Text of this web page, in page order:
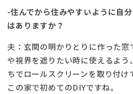
-住んでから住みやすいように自
はありますか？
夫：玄関の明かりとりに作った
や視界を遮りたい時に使えるよう
ちでロールスクリーンを取り付け
この家で初めてのDIYですね。